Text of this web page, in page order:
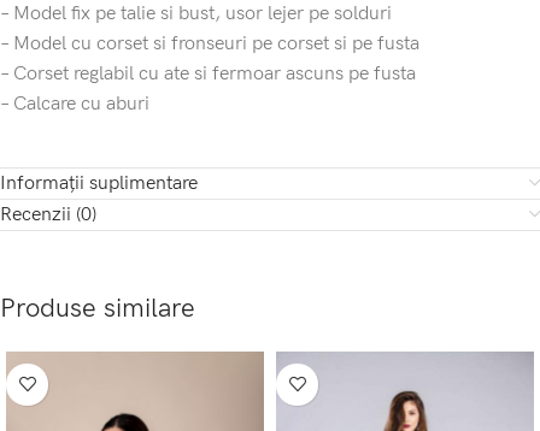
– Model fix pe talie si bust, usor lejer pe solduri
– Model cu corset si fronseuri pe corset si pe fusta
– Corset reglabil cu ate si fermoar ascuns pe fusta
– Calcare cu aburi
Informații suplimentare
Recenzii (0)
Produse similare